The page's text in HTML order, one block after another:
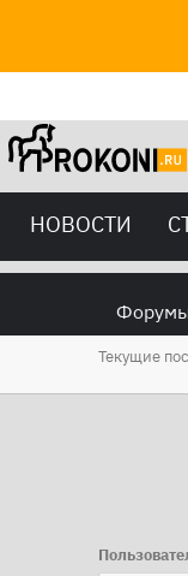
НОВОСТИ
Текущие